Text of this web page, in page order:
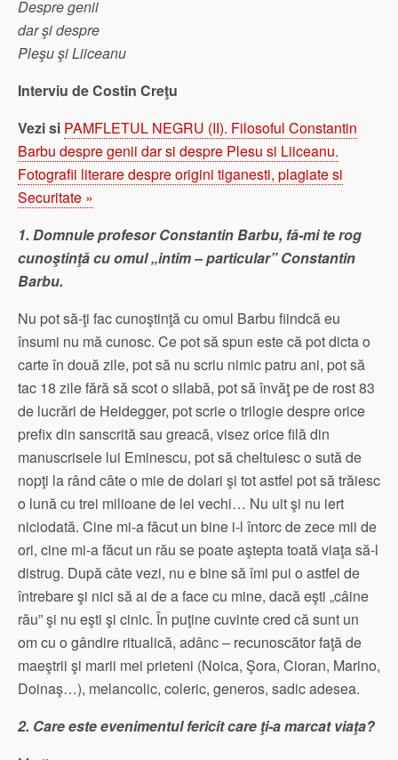
Despre genii
dar şi despre
Pleşu şi Liiceanu
Interviu de Costin Creţu
Vezi si PAMFLETUL NEGRU (II). Filosoful Constantin
Barbu despre genii dar si despre Plesu si Liiceanu.
Fotografii literare despre origini tiganesti, plagiate si
Securitate »
1. Domnule profesor Constantin Barbu, fă-mi te rog
cunoştinţă cu omul „intim – particular” Constantin
Barbu.
Nu pot să-ţi fac cunoştinţă cu omul Barbu fiindcă eu
însumi nu mă cunosc. Ce pot să spun este că pot dicta o
carte în două zile, pot să nu scriu nimic patru ani, pot să
tac 18 zile fără să scot o silabă, pot să învăţ pe de rost 83
de lucrări de Heidegger, pot scrie o trilogie despre orice
prefix din sanscrită sau greacă, visez orice filă din
manuscrisele lui Eminescu, pot să cheltuiesc o sută de
nopţi la rând câte o mie de dolari şi tot astfel pot să trăiesc
o lună cu trei milioane de lei vechi… Nu uit şi nu iert
niciodată. Cine mi-a făcut un bine i-l întorc de zece mii de
ori, cine mi-a făcut un rău se poate aştepta toată viaţa să-l
distrug. După câte vezi, nu e bine să îmi pui o astfel de
întrebare şi nici să ai de a face cu mine, dacă eşti „câine
rău” şi nu eşti şi cinic. În puţine cuvinte cred că sunt un
om cu o gândire ritualică, adânc – recunoscător faţă de
maeştrii şi marii mei prieteni (Noica, Şora, Cioran, Marino,
Doinaş…), melancolic, coleric, generos, sadic adesea.
2. Care este evenimentul fericit care ţi-a marcat viaţa?